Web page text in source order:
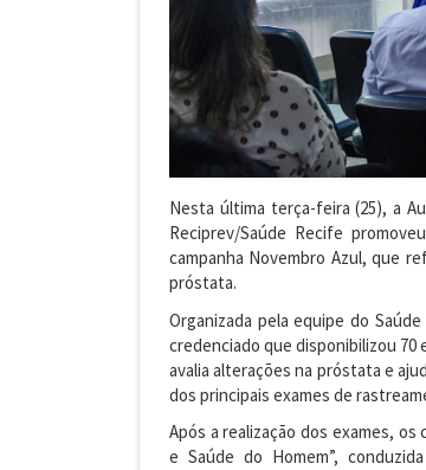
Nesta última terça-feira (25), a
Reciprev/Saúde Recife
campanha Novembro Azul, que
próstata.
Organizada pela equipe do
credenciado que disponibilizou 70
avalia alterações na próstata e
dos principais exames de
Após a realização dos exames,
e Saúde do Homem”,